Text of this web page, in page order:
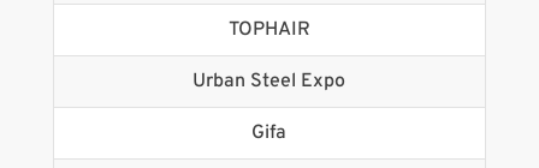
TOPHAIR
Urban Steel Expo
Gifa